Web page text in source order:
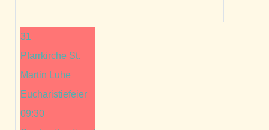
31
Pfarrkirche St.
Martin Luhe
Eucharistiefeier
09:30